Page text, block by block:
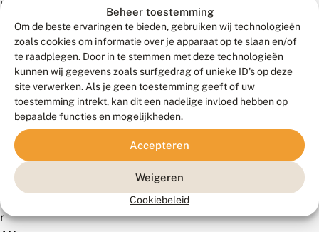
Beheer toestemming
Om de beste ervaringen te bieden, gebruiken wij technologieën
zoals cookies om informatie over je apparaat op te slaan en/of
te raadplegen. Door in te stemmen met deze technologieën
kunnen wij gegevens zoals surfgedrag of unieke ID's op deze
site verwerken. Als je geen toestemming geeft of uw
toestemming intrekt, kan dit een nadelige invloed hebben op
bepaalde functies en mogelijkheden.
Accepteren
Weigeren
Cookiebeleid
inst
elli
ng.
Kijk
voo
me
info
rma
r